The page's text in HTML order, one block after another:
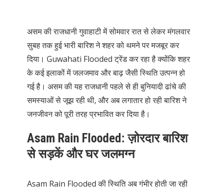
असम की राजधानी गुवाहाटी में सोमवार रात से लेकर मंगलवार
सुबह तक हुई भारी बारिश ने शहर को थमने पर मजबूर कर
दिया। Guwahati Flooded ट्रेंड कर रहा है क्योंकि शहर
के कई इलाकों में जलजमाव और बाढ़ जैसी स्थिति उत्पन्न हो
गई है। असम की यह राजधानी पहले से ही बुनियादी ढांचे की
समस्याओं से जूझ रही थी, और अब लगातार हो रही बारिश ने
जनजीवन को पूरी तरह प्रभावित कर दिया है।
Asam Rain Flooded: ज़ोरदार बारिश
से सड़कें और घर जलमग्न
Asam Rain Flooded की स्थिति अब गंभीर होती जा रही